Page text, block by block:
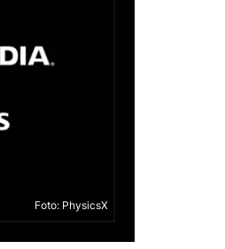
Foto: PhysicsX